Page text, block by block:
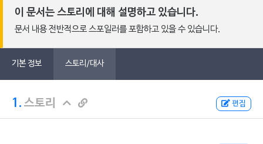
이 문서는 스토리에 대해 설명하고 있습니다.
문서 내용 전반적으로 스포일러를 포함하고 있을 수 있습니다.
기본 정보 스토리/대사
1. 스토리 편집